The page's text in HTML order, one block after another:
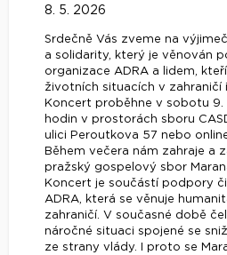
8. 5. 2026
Srdečně Vás zveme na
a solidarity, který je věnován
organizace ADRA a lidem,
životních situacích v zahraničí
Koncert proběhne v sobotu 9.
hodin v prostorách sboru
ulici Peroutkova 57 nebo
Během večera nám zahraje a
pražský gospelový sbor
Koncert je součástí podpory
ADRA, která se věnuje
zahraničí. V současné době
náročné situaci spojené se
ze strany vlády. I proto se